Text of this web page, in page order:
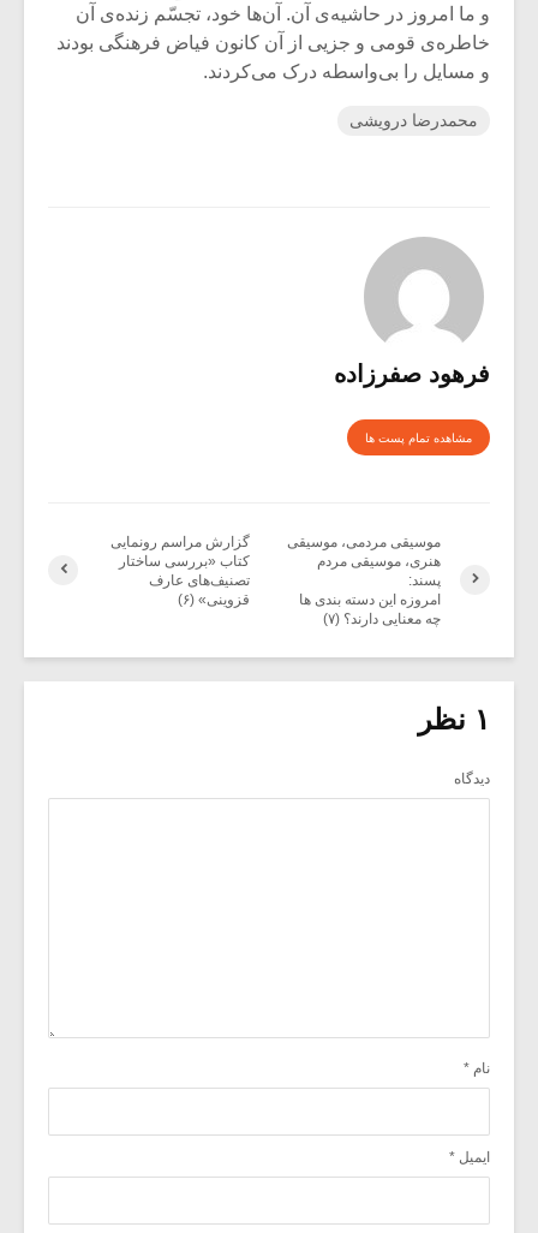
و ما امروز در حاشیه‌ی آن. آن‌ها خود، تجسّم زنده‌ی آن
خاطره‌ی قومی و جزیی از آن کانون فیاض فرهنگی بودند
و مسایل را بی‌واسطه درک می‌کردند.
محمدرضا درویشی
فرهود صفرزاده
مشاهده تمام پست ها
گزارش مراسم رونمایی
کتاب «بررسی ساختار
تصنیف‌های عارف
قزوینی» (۶)
موسیقی مردمی، موسیقی
هنری، موسیقی مردم
پسند:
امروزه این دسته بندی ها
چه معنایی دارند؟ (۷)
۱ نظر
دیدگاه
نام *
ایمیل *